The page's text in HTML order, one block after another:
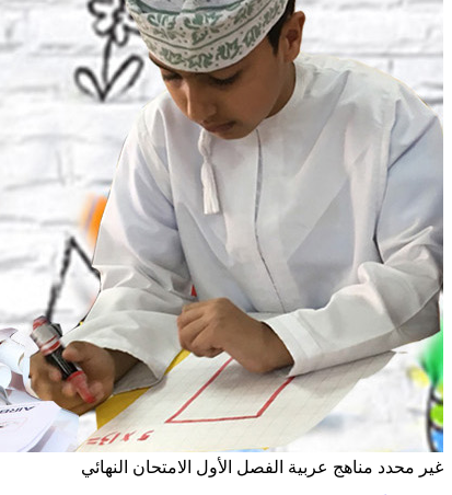
غير محدد مناهج عربية الفصل الأول الامتحان النهائي